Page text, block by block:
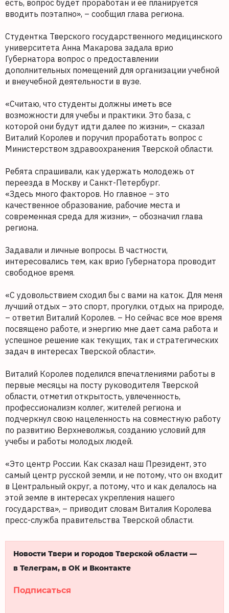
есть, вопрос будет проработан и ее планируется
вводить поэтапно», – сообщил глава региона.
Студентка Тверского государственного медицинского
университета Анна Макарова задала врио
Губернатора вопрос о предоставлении
дополнительных помещений для организации учебной
и внеучебной деятельности в вузе.
«Считаю, что студенты должны иметь все
возможности для учебы и практики. Это база, с
которой они будут идти далее по жизни», – сказал
Виталий Королев и поручил проработать вопрос с
Министерством здравоохранения Тверской области.
Ребята спрашивали, как удержать молодежь от
переезда в Москву и Санкт-Петербург.
«Здесь много факторов. Но главное – это
качественное образование, рабочие места и
современная среда для жизни», – обозначил глава
региона.
Задавали и личные вопросы. В частности,
интересовались тем, как врио Губернатора проводит
свободное время.
«С удовольствием сходил бы с вами на каток. Для меня
лучший отдых – это спорт, прогулки, отдых на природе,
– ответил Виталий Королев. – Но сейчас все мое время
посвящено работе, и энергию мне дает сама работа и
успешное решение как текущих, так и стратегических
задач в интересах Тверской области».
Виталий Королев поделился впечатлениями работы в
первые месяцы на посту руководителя Тверской
области, отметил открытость, увлеченность,
профессионализм коллег, жителей региона и
подчеркнул свою нацеленность на совместную работу
по развитию Верхневолжья, созданию условий для
учебы и работы молодых людей.
«Это центр России. Как сказал наш Президент, это
самый центр русской земли, и не потому, что он входит
в Центральный округ, а потому, что и как делалось на
этой земле в интересах укрепления нашего
государства», – приводит словам Виталия Королева
пресс-служба правительства Тверской области.
Новости Твери и городов Тверской области —
в Телеграм, в ОК и Вконтакте
Подписаться